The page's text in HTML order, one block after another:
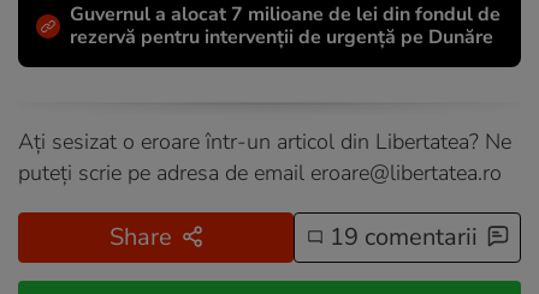
Guvernul a alocat 7 milioane de lei din fondul de
rezervă pentru intervenții de urgență pe Dunăre
Ați sesizat o eroare într-un articol din Libertatea? Ne
puteți scrie pe adresa de email eroare@libertatea.ro
Share 19 comentarii